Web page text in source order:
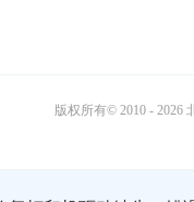
版权所有© 2010 - 2026